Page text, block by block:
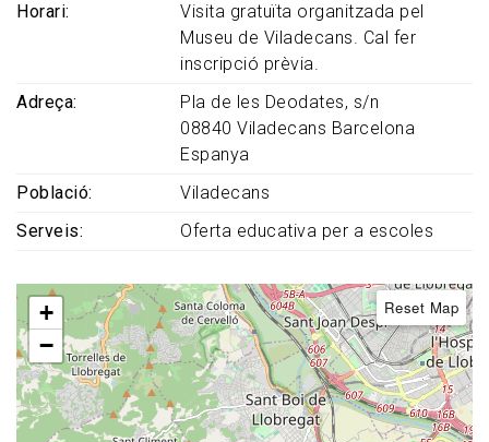
Horari
Visita gratuïta organitzada pel
Museu de Viladecans. Cal fer
inscripció prèvia.
Adreça
Pla de les Deodates, s/n
08840 Viladecans Barcelona
Espanya
Població
Viladecans
Serveis
Oferta educativa per a escoles
+
−
Reset Map